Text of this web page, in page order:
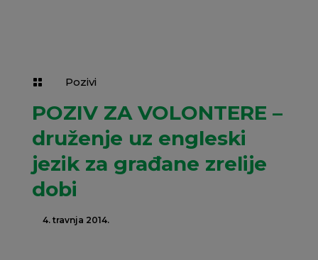
 Pozivi
POZIV ZA VOLONTERE –
druženje uz engleski
jezik za građane zrelije
dobi
4. travnja 2014.